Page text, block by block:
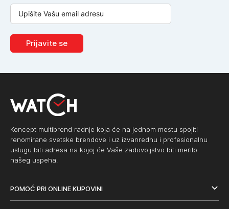
Prijavite se
Koncept multibrend radnje koja će na jednom mestu spojiti
renomirane svetske brendove i uz izvanrednu i profesionalnu
uslugu biti adresa na kojoj će Vaše zadovoljstvo biti merilo
našeg uspeha.
POMOĆ PRI ONLINE KUPOVINI